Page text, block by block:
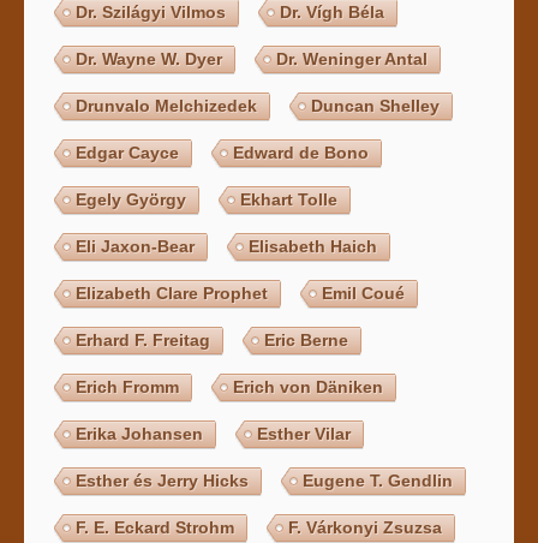
Dr. Szilágyi Vilmos Dr. Vígh Béla
Dr. Wayne W. Dyer Dr. Weninger Antal
Drunvalo Melchizedek Duncan Shelley
Edgar Cayce Edward de Bono
Egely György Ekhart Tolle
Eli Jaxon-Bear Elisabeth Haich
Elizabeth Clare Prophet Emil Coué
Erhard F. Freitag Eric Berne
Erich Fromm Erich von Däniken
Erika Johansen Esther Vilar
Esther és Jerry Hicks Eugene T. Gendlin
F. E. Eckard Strohm F. Várkonyi Zsuzsa